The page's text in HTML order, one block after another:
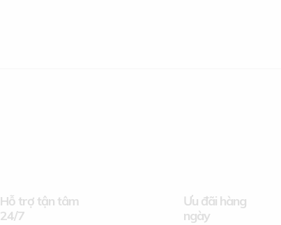
Hỗ trợ tận tâm
24/7
Ưu đãi hàng
ngày